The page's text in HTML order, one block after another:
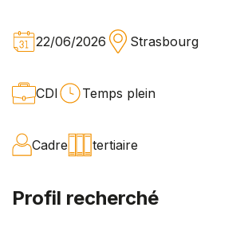
22/06/2026 Strasbourg
CDI Temps plein
Cadre tertiaire
Profil recherché